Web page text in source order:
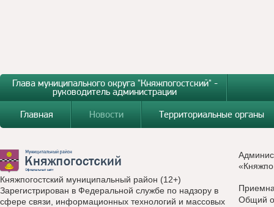
Глава муниципального округа "Княжпогостский" -
руководитель администрации
Главная
Новости Территориальные органы
Княжпогостский муниципальный район (12+)
Зарегистрирован в Федеральной службе по надзору в
сфере связи, информационных технологий и массовых
Общий